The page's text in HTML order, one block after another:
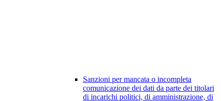
Sanzioni per mancata o incompleta
comunicazione dei dati da parte dei titolari
di incarichi politici, di amministrazione, di